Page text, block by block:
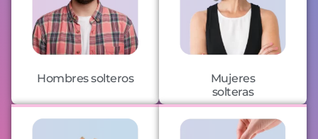
Hombres solteros
Mujeres
solteras